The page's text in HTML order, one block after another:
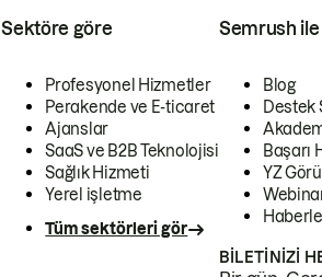
Sektöre göre
Profesyonel Hizmetler
Perakende ve E-ticaret
Ajanslar
SaaS ve B2B Teknolojisi
Sağlık Hizmeti
Yerel işletme
Tüm sektörleri gör
Semrush
Blog
Destek
Başarı
YZ
BILETINIZI